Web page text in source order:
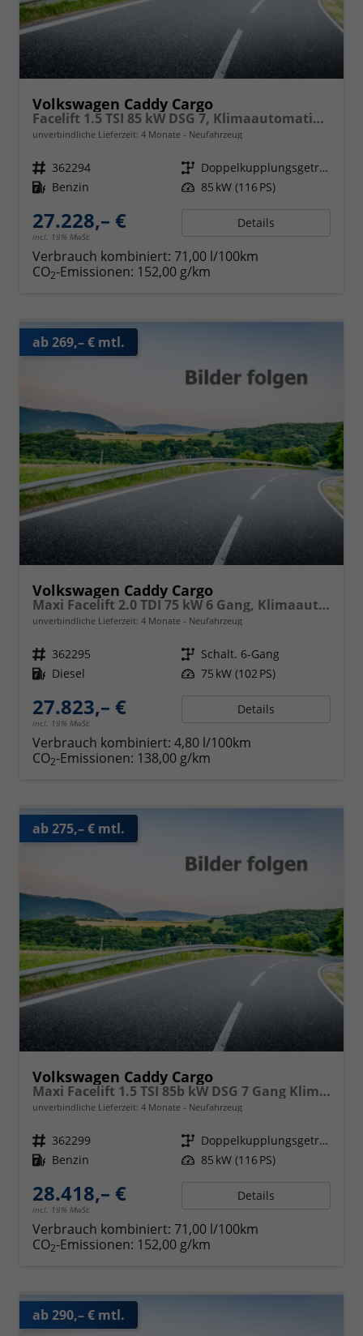
Volkswagen Caddy Cargo
Facelift 1.5 TSI 85 kW DSG 7, Klimaautomatik, Radio mit Navigationsvorbereitung, App Connect Wireless, AHK Vorbereitung, Assistenzsysteme, PDC v+h, GRA, Light Assist, Außenspiegel elektr. kllappar
unverbindliche Lieferzeit: 4 Monate Neufahrzeug
Fahrzeugnr. 362294 Getriebe
Doppelkupplungsgetriebe (DSG)
Kraftstoff Benzin Leistung 85 kW (116 PS)
27.228,– €
incl. 19% MwSt.
Details
Verbrauch kombiniert: 71,00 l/100km
CO2-Emissionen: 152,00 g/km
ab 269,– € mtl.
Volkswagen Caddy Cargo
Maxi Facelift 2.0 TDI 75 kW 6 Gang, Klimaautomatik, Radio mit Navigationsvorbereitung, App Connect Wireless, AHK Vorbereitung, Assistenzsysteme, PDC v+h, GRA, Light Assist, Außenspiegel elektr. kllappar
unverbindliche Lieferzeit: 4 Monate Neufahrzeug
Fahrzeugnr. 362295 Getriebe Schalt. 6-Gang
Kraftstoff Diesel Leistung 75 kW (102 PS)
27.823,– €
incl. 19% MwSt.
Details
Verbrauch kombiniert: 4,80 l/100km
CO2-Emissionen: 138,00 g/km
ab 275,– € mtl.
Volkswagen Caddy Cargo
Maxi Facelift 1.5 TSI 85b kW DSG 7 Gang Klimaautomatik, Radio mit Navigationsvorbereitung, App Connect Wireless, AHK Vorbereitung, Assistenzsysteme, PDC v+h, GRA, Light Assist, Außenspiegel elektr. kllappar
unverbindliche Lieferzeit: 4 Monate Neufahrzeug
Fahrzeugnr. 362299 Getriebe
Doppelkupplungsgetriebe (DSG)
Kraftstoff Benzin Leistung 85 kW (116 PS)
28.418,– €
incl. 19% MwSt.
Details
Verbrauch kombiniert: 71,00 l/100km
CO2-Emissionen: 152,00 g/km
ab 290,– € mtl.